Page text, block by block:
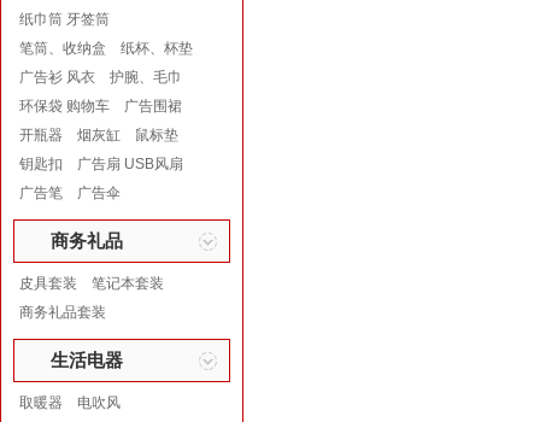
纸巾筒 牙签筒
笔筒、收纳盒
纸杯、杯垫
广告衫 风衣
护腕、毛巾
环保袋 购物车
广告围裙
开瓶器
烟灰缸
鼠标垫
钥匙扣
广告扇 USB风扇
广告笔
广告伞
商务礼品
皮具套装
笔记本套装
商务礼品套装
生活电器
取暖器
电吹风